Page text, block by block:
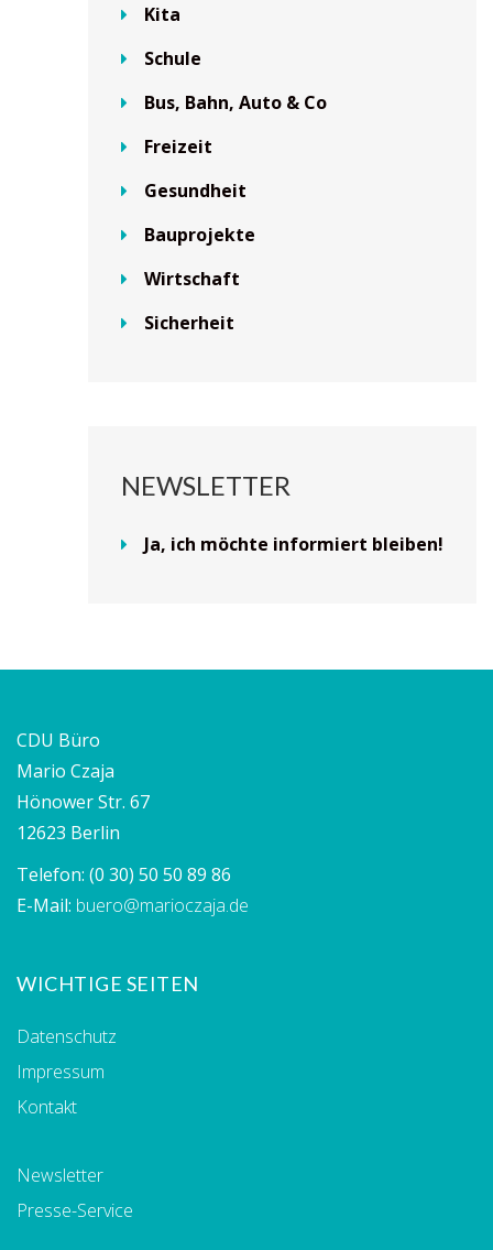
Kita
Schule
Bus, Bahn, Auto & Co
Freizeit
Gesundheit
Bauprojekte
Wirtschaft
Sicherheit
NEWSLETTER
Ja, ich möchte informiert bleiben!
CDU Büro
Mario Czaja
Hönower Str. 67
12623 Berlin
Telefon: (0 30) 50 50 89 86
E-Mail: buero@marioczaja.de
WICHTIGE SEITEN
Datenschutz
Impressum
Kontakt
Newsletter
Presse-Service